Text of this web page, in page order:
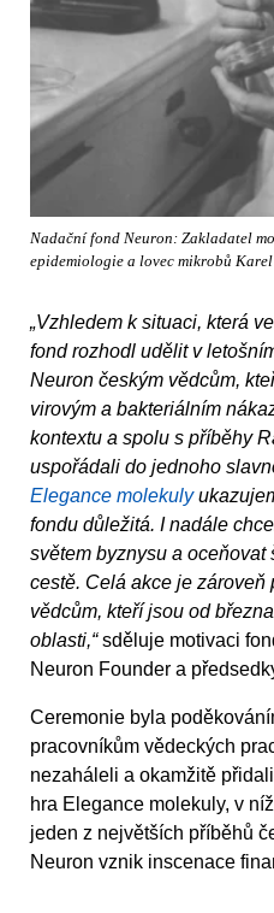
Nadační fond Neuron: Zakladatel
epidemiologie a lovec mikrobů Karel
„Vzhledem k situaci, která
fond rozhodl udělit v
Neuron českým vědcům,
virovým a bakteriálním
kontextu a spolu s příběhy
uspořádali do jednoho
Elegance molekuly
fondu důležitá. I nadále
světem byznysu a
cestě. Celá akce je zároveň
vědcům, kteří jsou od
oblasti,“sděluje motivaci
Neuron Founder a
Ceremonie byla
pracovníkům vědeckých
nezaháleli a okamžitě
hra Elegance molekuly, v
jeden z největších příběhů
Neuron vznik inscenace